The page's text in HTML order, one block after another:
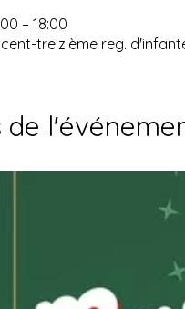
– 18:00
cent-treizième reg.
de